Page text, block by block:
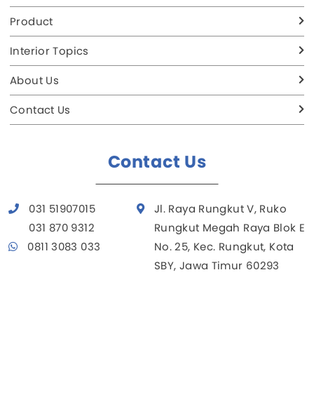
Product
Interior Topics
About Us
Contact Us
Contact Us
031 51907015
031 870 9312
0811 3083 033
Jl. Raya Rungkut V, Ruko
Rungkut Megah Raya Blok E
No. 25, Kec. Rungkut, Kota
SBY, Jawa Timur 60293